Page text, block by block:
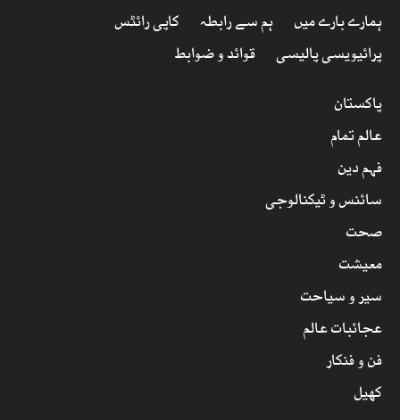
ہمارے بارے میں ہم سے رابطہ
کاپی رائٹس
پرائیویسی پالیسی
قوائد و ضوابط
پاکستان
عالم تمام
فہم دین
سائنس و ٹیکنالوجی
صحت
معیشت
سیر و سیاحت
عجائبات عالم
فن و فنکار
کھیل